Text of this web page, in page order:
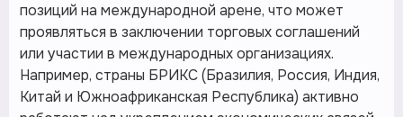
позиций на международной арене, что может
проявляться в заключении торговых соглашений
или участии в международных организациях.
Например, страны БРИКС (Бразилия, Россия, Индия,
Китай и Южноафриканская Республика) активно